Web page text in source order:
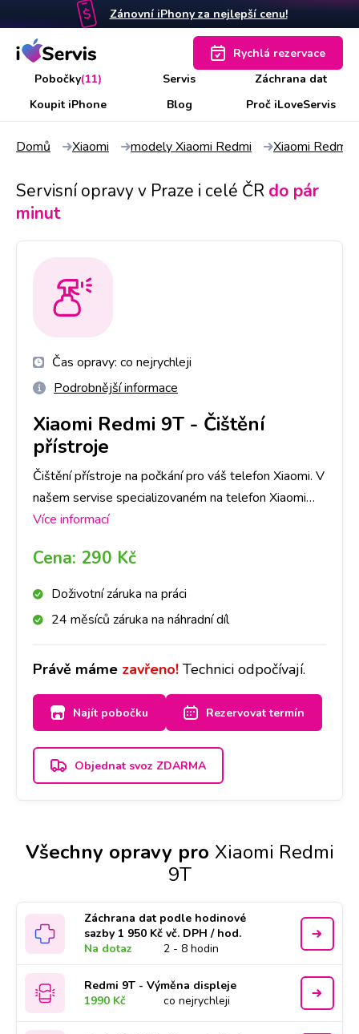
Zánovní iPhony za nejlepší cenu!
Pobočky(11) Servis
Záchrana dat
Koupit iPhone
Blog Proč iLoveServis
Rychlá rezervace
Domů Xiaomi modely Xiaomi Redmi Xiaomi Redmi
Servisní opravy v Praze i celé ČR do pár
minut
Čas opravy: co nejrychleji
Podrobnější informace
Xiaomi Redmi 9T - Čištění
přístroje
Čištění přístroje na počkání pro váš telefon Xiaomi. V
našem servise specializovaném na telefon Xiaomi
opravíme jakoukoli závadu rychle a na počkání. Na
sklady dílů, tak abyste ještě DNES měli svůj telefon
Xiaomi opravený v Praze, Brně, Ostravě, Olomouci,
Liberci a Českých Budějovicích.
Více informací
Cena: 290 Kč
Doživotní záruka na práci
24 měsíců záruka na náhradní díl
Právě máme zavřeno! Technici odpočívají.
Najít pobočku Rezervovat termín
Objednat svoz ZDARMA
Všechny opravy pro Xiaomi Redmi
9T
Záchrana dat podle hodinové
sazby 1 950 Kč vč. DPH / hod.
Na dotaz
2 - 8 hodin
Redmi 9T - Výměna displeje
1990 Kč
co nejrychleji